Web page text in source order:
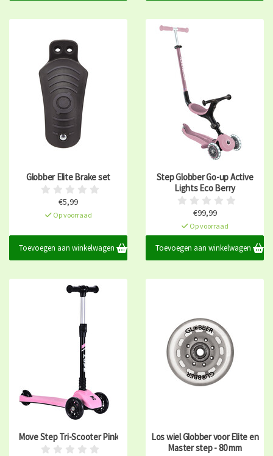
Globber Elite Brake set
€5,99
Op voorraad
Toevoegen aan winkelwagen
Step Globber Go-up Active
Lights Eco Berry
€99,99
Op voorraad
Toevoegen aan winkelwagen
Move Step Tri-Scooter Pink
Los wiel Globber voor Elite en
Master step - 80 mm